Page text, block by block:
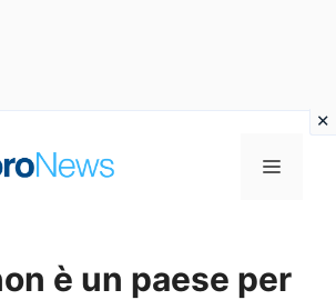
Menu
è un paese per